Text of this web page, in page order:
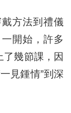
方法到禮儀
開始，許多
了幾節課，因
見鍾情”到深